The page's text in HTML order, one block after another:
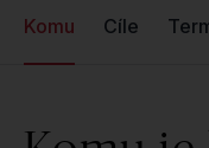
Komu Cíle